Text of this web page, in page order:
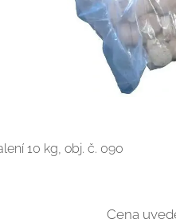
10 kg, obj. č. 090
Cena